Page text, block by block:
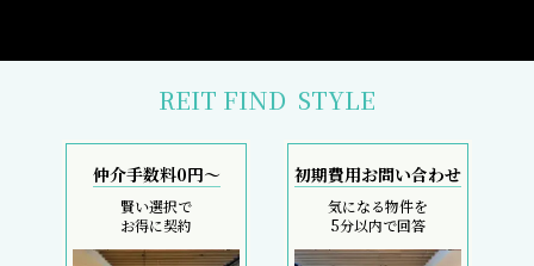
REIT FIND STYLE
仲介手数料0円～
賢い選択で
お得に契約
初期費用お問い合わせ
気になる物件を
5分以内で回答